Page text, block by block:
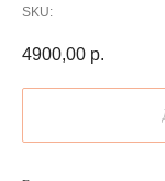
SKU:
4900,00 р.